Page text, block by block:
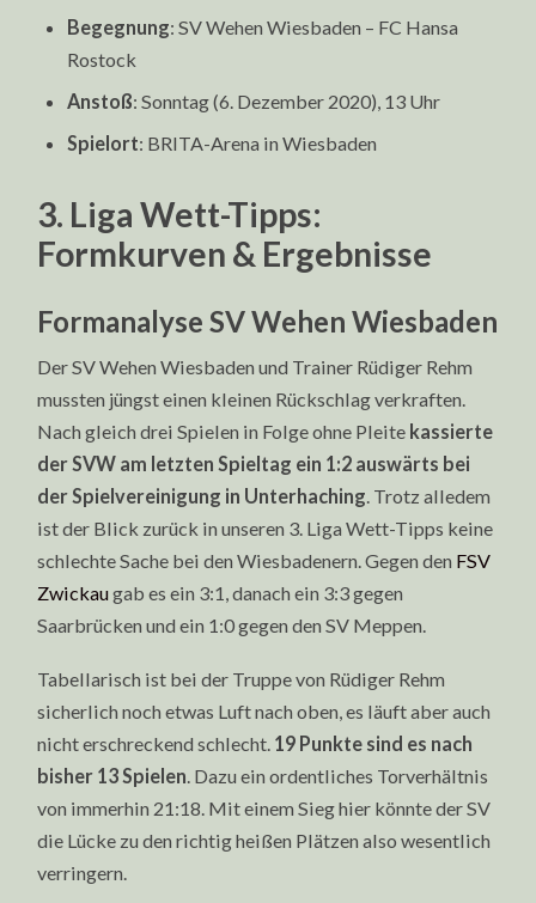
Begegnung: SV Wehen Wiesbaden – FC Hansa
Rostock
Anstoß: Sonntag (6. Dezember 2020), 13 Uhr
Spielort: BRITA-Arena in Wiesbaden
3. Liga Wett-Tipps:
Formkurven & Ergebnisse
Formanalyse SV Wehen Wiesbaden
Der SV Wehen Wiesbaden und Trainer Rüdiger Rehm
mussten jüngst einen kleinen Rückschlag verkraften.
Nach gleich drei Spielen in Folge ohne Pleite kassierte
der SVW am letzten Spieltag ein 1:2 auswärts bei
der Spielvereinigung in Unterhaching. Trotz alledem
ist der Blick zurück in unseren 3. Liga Wett-Tipps keine
schlechte Sache bei den Wiesbadenern. Gegen den FSV
Zwickaugab es ein 3:1, danach ein 3:3 gegen
Saarbrücken und ein 1:0 gegen den SV Meppen.
Tabellarisch ist bei der Truppe von Rüdiger Rehm
sicherlich noch etwas Luft nach oben, es läuft aber auch
nicht erschreckend schlecht. 19 Punkte sind es nach
bisher 13 Spielen . Dazu ein ordentliches Torverhältnis
von immerhin 21:18. Mit einem Sieg hier könnte der SV
die Lücke zu den richtig heißen Plätzen also wesentlich
verringern.